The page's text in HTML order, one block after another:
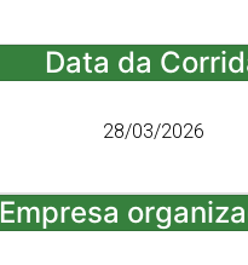
Data da
28/03/2026
Empresa